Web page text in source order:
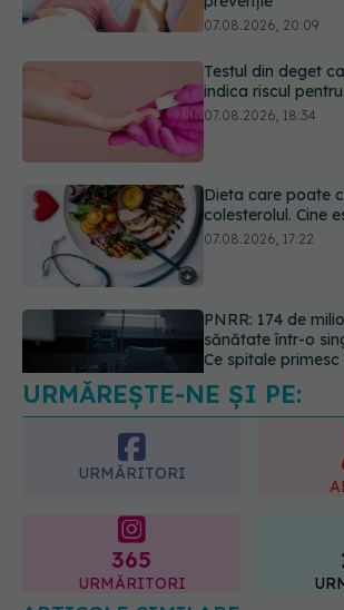
07.08.2026, 18:34
Dieta care poate
colesterolul. Cine
PNRR: 174 de
sănătate într-o
Ce spune
despre vârsta pe
07.08.2026, 21:29
URMĂREȘTE-NE ȘI PE:
URMĂRITORI
URMĂRITORI
ARTICOLE SIMILARE